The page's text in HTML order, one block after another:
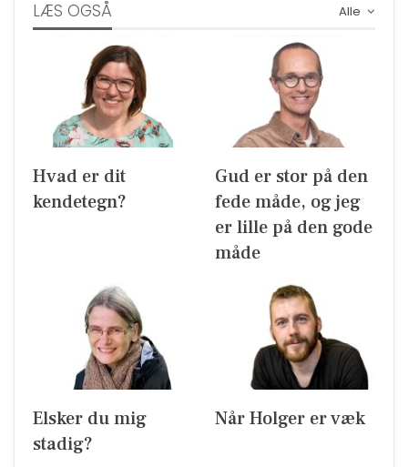
Alle
LÆS OGSÅ
Hvad er dit
kendetegn?
Gud er stor på den
fede måde, og jeg
er lille på den gode
måde
Elsker du mig
stadig?
Når Holger er væk